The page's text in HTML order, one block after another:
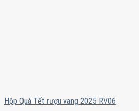
Hộp Quà Tết rượu vang 2025 RV06